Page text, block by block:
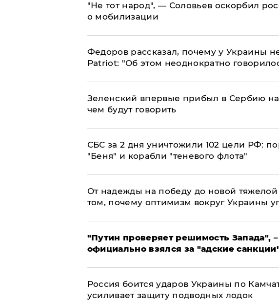
​"Не тот народ", — Соловьев оскорбил
о мобилизации
Федоров рассказал, почему у Украины
Patriot: "Об этом неоднократно
Зеленский впервые прибыл в Сербию на
чем будут говорить
СБС за 2 дня уничтожили 102 цели РФ:
"Беня" и корабли "теневого флота"
От надежды на победу до новой
том, почему оптимизм вокруг Украины
"Путин проверяет решимость Запада",
официально взялся за "адские
Россия боится ударов Украины по
усиливает защиту подводных лодок